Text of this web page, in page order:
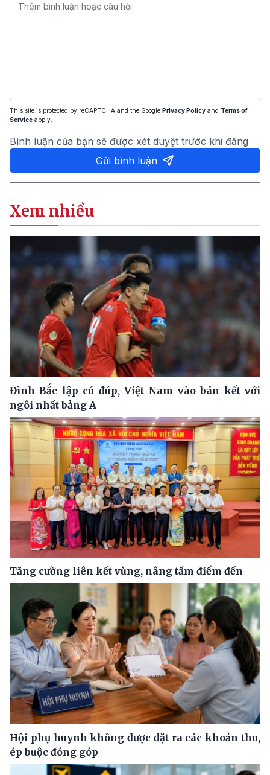
This site is protected by reCAPTCHA and the Google Privacy Policy and Terms of
Service apply.
Bình luận của bạn sẽ được xét duyệt trước khi đăng
Gửi bình luận
Xem nhiều
Đình Bắc lập cú đúp, Việt Nam vào bán kết với
ngôi nhất bảng A
Tăng cường liên kết vùng, nâng tầm điểm đến
Hội phụ huynh không được đặt ra các khoản thu,
ép buộc đóng góp